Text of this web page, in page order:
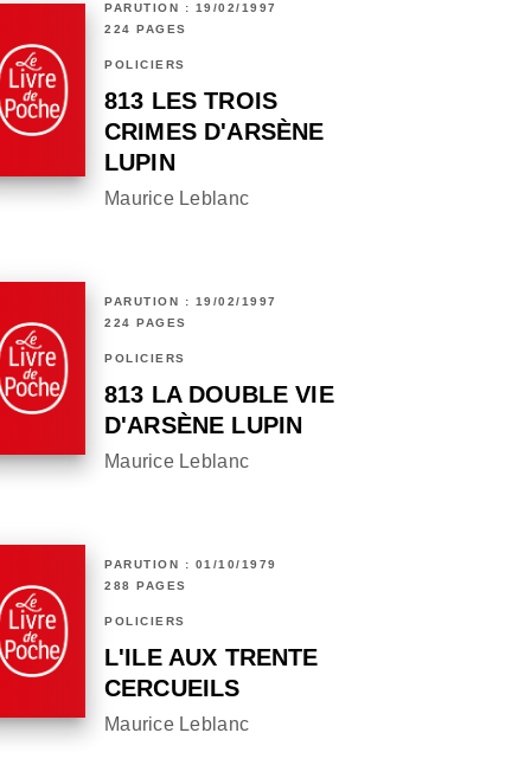
PARUTION : 19/02/1997
224 PAGES
POLICIERS
813 LES TROIS
CRIMES D'ARSÈNE
LUPIN
Maurice Leblanc
PARUTION : 19/02/1997
224 PAGES
POLICIERS
813 LA DOUBLE VIE
D'ARSÈNE LUPIN
Maurice Leblanc
PARUTION : 01/10/1979
288 PAGES
POLICIERS
L'ILE AUX TRENTE
CERCUEILS
Maurice Leblanc